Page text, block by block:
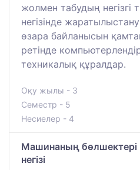
жолмен табудың
негізінде
өзара байланысын
ретінде
техникалық құралдар.
Оқу жылы - 3
Семестр - 5
Несиелер - 4
Машинаның бөлшектері
негізі